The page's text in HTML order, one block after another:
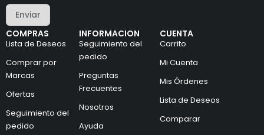
COMPRAS
Lista de Deseos
Comprar por
Marcas
Ofertas
Seguimiento del
pedido
INFORMACION
Seguimiento del
pedido
Preguntas
Frecuentes
Nosotros
Ayuda
CUENTA
Carrito
Mi Cuenta
Mis Órdenes
Lista de Deseos
Comparar
o
l
e
c
t
r
ó
i
c
o
C
e
e
l
e
t
r
n
c
o
Enviar